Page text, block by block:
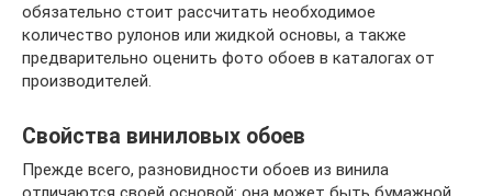
обязательно стоит рассчитать необходимое
количество рулонов или жидкой основы, а также
предварительно оценить фото обоев в каталогах от
производителей.
Свойства виниловых обоев
Прежде всего, разновидности обоев из винила